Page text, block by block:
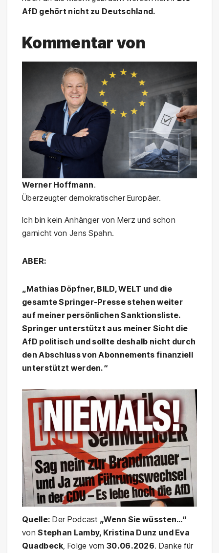
AfD gehört nicht zu Deutschland.
Kommentar von
Werner Hoffmann.
Überzeugter demokratischer Europäer.
Ich bin kein Anhänger von Merz und schon
garnicht von Jens Spahn.
ABER:
„Mathias Döpfner, BILD, WELT und die
gesamte Springer-Presse stehen weiter
auf meiner persönlichen Sanktionsliste.
Springer unterstützt aus meiner Sicht die
AfD politisch und sollte deshalb nicht durch
den Abschluss von Abonnements finanziell
unterstützt werden.“
Quelle: Der Podcast „Wenn Sie wüssten…“
vonStephan Lamby, Kristina Dunz und Eva
Quadbeck , Folge vom30.06.2026. Danke für